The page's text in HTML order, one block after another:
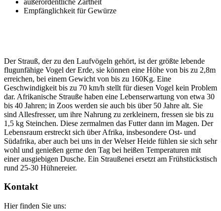
Empfänglichkeit für Gewürze
Der Strauß, der zu den Laufvögeln gehört, ist der größte lebende
flugunfähige Vogel der Erde, sie können eine Höhe von bis zu 2,8m
erreichen, bei einem Gewicht von bis zu 160Kg. Eine
Geschwindigkeit bis zu 70 km/h stellt für diesen Vogel kein Problem
dar. Afrikanische Strauße haben eine Lebenserwartung von etwa 30
bis 40 Jahren; in Zoos werden sie auch bis über 50 Jahre alt. Sie
sind Allesfresser, um ihre Nahrung zu zerkleinern, fressen sie bis zu
1,5 kg Steinchen. Diese zermalmen das Futter dann im Magen. Der
Lebensraum erstreckt sich über Afrika, insbesondere Ost- und
Südafrika, aber auch bei uns in der Welser Heide fühlen sie sich sehr
wohl und genießen gerne den Tag bei heißen Temperaturen mit
einer ausgiebigen Dusche. Ein Straußenei ersetzt am Frühstückstisch
rund 25-30 Hühnereier.
Kontakt
Hier finden Sie uns: